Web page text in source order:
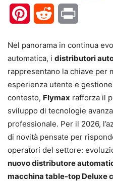
PinterestReddit
Nel panorama in continua
automatica, i distributori
rappresentano la chiave per
esperienza utente e
contesto, Flymax rafforza il
sviluppo di tecnologie
professionale. Per il 2026,
di novità pensate per
operatori del settore:
nuovo distributore
macchina table-top Deluxe